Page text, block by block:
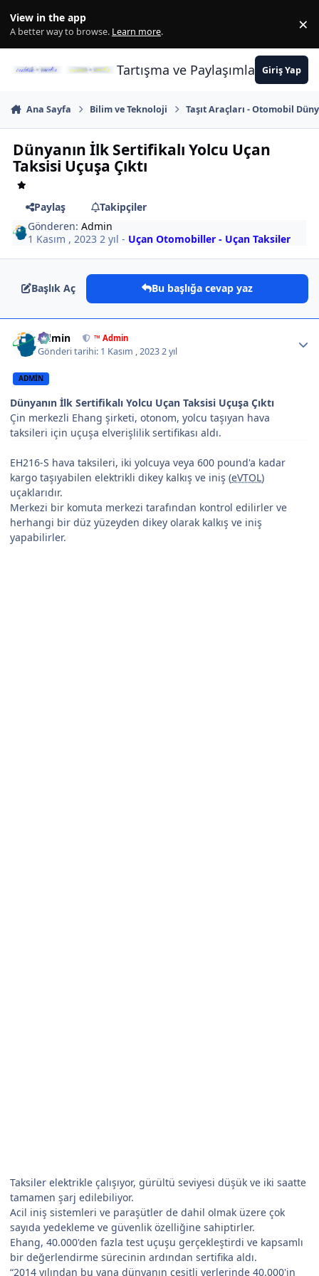
View in the app
A better way to browse. Learn more. ×
Tartışma ve PaylaşımlarınGiriş Yap
Ana Sayfa Bilim ve Teknoloji Taşıt Araçları - Otomobil
Dünyanın İlk Sertifikalı Yolcu Uçan
Taksisi Uçuşa Çıktı
Paylaş
Takipçiler
Gönderen:Admin
1 Kasım , 2023 2 yıl - Uçan Otomobiller - Uçan Taksiler
Başlık Aç Bu başlığa cevap yaz
Admin ™ Admin
Gönderi tarihi: 1 Kasım , 20232 yıl
ADMIN
Dünyanın İlk Sertifikalı Yolcu Uçan Taksisi Uçuşa Çıktı
Çin merkezli Ehang şirketi, otonom, yolcu taşıyan hava
taksileri için uçuşa elverişlilik sertifikası aldı.
EH216-S hava taksileri, iki yolcuya veya 600 pound'a kadar
kargo taşıyabilen elektrikli dikey kalkış ve iniş (eVTOL)
uçaklarıdır.
Merkezi bir komuta merkezi tarafından kontrol edilirler ve
herhangi bir düz yüzeyden dikey olarak kalkış ve iniş
yapabilirler.
Taksiler elektrikle çalışıyor, gürültü seviyesi düşük ve iki saatte
tamamen şarj edilebiliyor.
Acil iniş sistemleri ve paraşütler de dahil olmak üzere çok
sayıda yedekleme ve güvenlik özelliğine sahiptirler.
Ehang, 40.000'den fazla test uçuşu gerçekleştirdi ve kapsamlı
bir değerlendirme sürecinin ardından sertifika aldı.
“2014 yılından bu yana dünyanın çeşitli yerlerinde 40.000'in